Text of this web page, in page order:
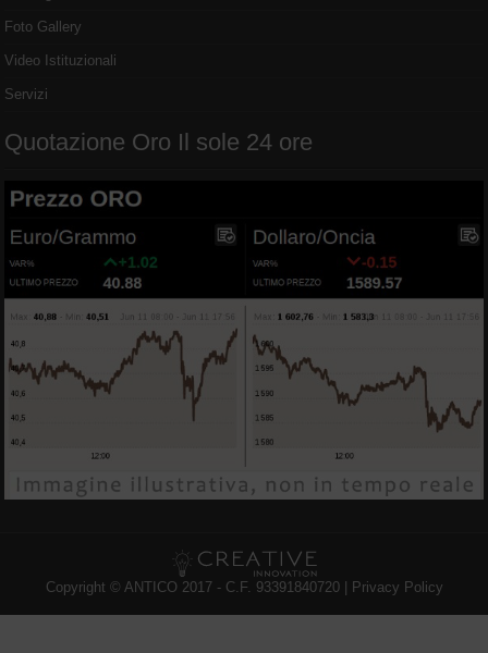
Foto Gallery
Video Istituzionali
Servizi
Quotazione Oro Il sole 24 ore
Copyright © ANTICO 2017 - C.F. 93391840720 | Privacy Policy